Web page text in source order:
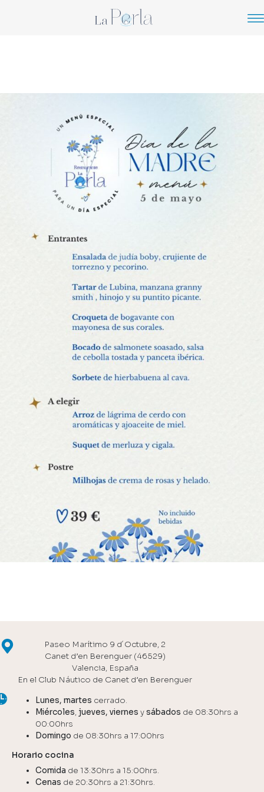
Paseo Marítimo 9 d´Octubre, 2
Canet d’en Berenguer (46529)
Valencia, España
En el Club Náutico de Canet d’en Berenguer
Lunes, martes cerrado.
Miércoles, jueves, viernes ysábados de 08:30hrs a
00:00hrs
Domingo de 08:30hrs a 17:00hrs
Horario cocina
Comida de 13:30hrs a 15:00hrs.
Cenas de 20:30hrs a 21:30hrs.